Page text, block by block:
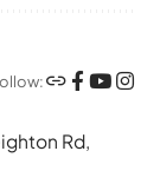
Rd,